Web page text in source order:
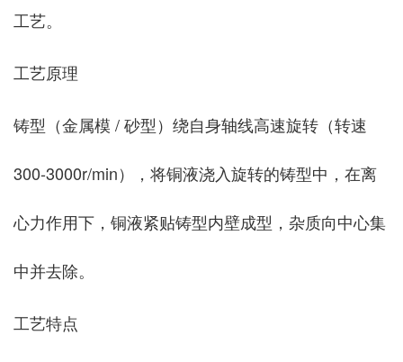
工艺。
工艺原理
铸型（金属模 / 砂型）绕自身轴线高速旋转（转速
300-3000r/min），将铜液浇入旋转的铸型中，在离
心力作用下，铜液紧贴铸型内壁成型，杂质向中心集
中并去除。
工艺特点